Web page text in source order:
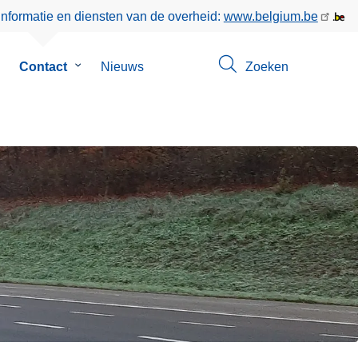
en diensten van de overheid: www.belgium.be
Contact
Submenu
Nieuws Zoeken